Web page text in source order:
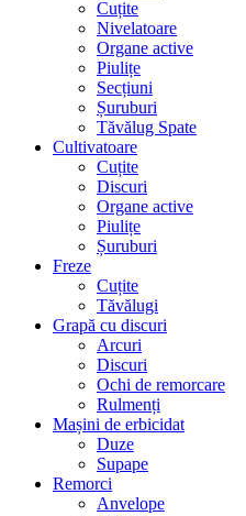
Cuțite
Nivelatoare
Organe active
Piulițe
Secțiuni
Șuruburi
Tăvălug Spate
Cultivatoare
Cuțite
Discuri
Organe active
Piulițe
Șuruburi
Freze
Cuțite
Tăvălugi
Grapă cu discuri
Arcuri
Discuri
Ochi de remorcare
Rulmenți
Mașini de erbicidat
Duze
Supape
Remorci
Anvelope